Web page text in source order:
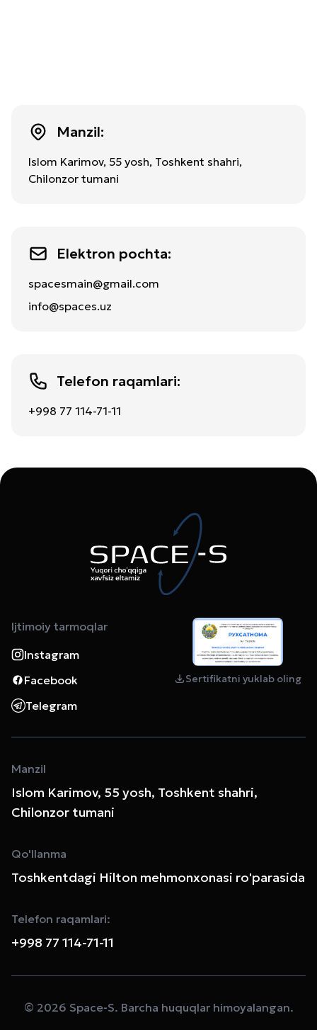
Manzil:
Islom Karimov, 55 yosh, Toshkent shahri,
Chilonzor tumani
Elektron pochta:
spacesmain@gmail.com
info@spaces.uz
Telefon raqamlari:
+998 77 114-71-11
Ijtimoiy tarmoqlar
Instagram
Facebook
Telegram
Sertifikatni yuklab oling
Manzil
Islom Karimov, 55 yosh, Toshkent shahri,
Chilonzor tumani
Qo'llanma
Toshkentdagi Hilton mehmonxonasi ro'parasida
Telefon raqamlari:
+998 77 114-71-11
© 2026 Space-S. Barcha huquqlar himoyalangan.